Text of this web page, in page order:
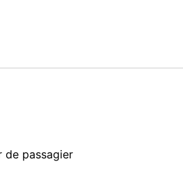
de passagier